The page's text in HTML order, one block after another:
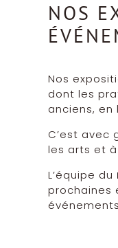
NOS
Nos
dont les
anciens,
C’est avec
les arts et
L’équipe du
prochaines